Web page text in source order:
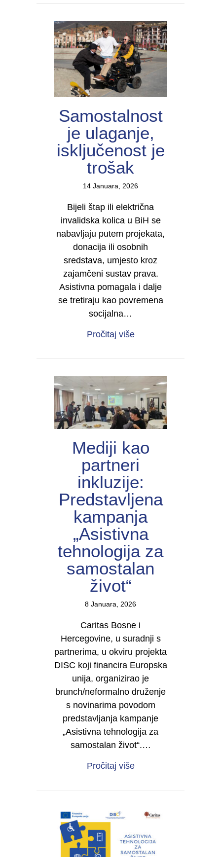
Samostalnost
je ulaganje,
isključenost je
trošak
14 Januara, 2026
Bijeli štap ili električna
invalidska kolica u BiH se
nabavljaju putem projekata,
donacija ili osobnih
sredstava, umjesto kroz
zajamčeni sustav prava.
Asistivna pomagala i dalje
se tretiraju kao povremena
socijalna…
Pročitaj višeabout Samostalnost
Mediji kao
partneri
inkluzije:
Predstavljena
kampanja
„Asistivna
tehnologija za
samostalan
život“
8 Januara, 2026
Caritas Bosne i
Hercegovine, u suradnji s
partnerima, u okviru projekta
DISC koji financira Europska
unija, organizirao je
brunch/neformalno druženje
s novinarima povodom
predstavljanja kampanje
„Asistivna tehnologija za
samostalan život“.…
Pročitaj višeabout Mediji kao